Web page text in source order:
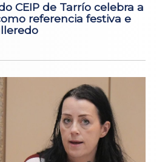
CEIP de Tarrío celebra a
referencia festiva e